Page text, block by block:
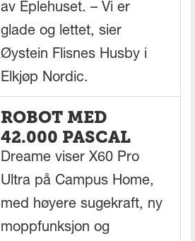
av Eplehuset. – Vi er
glade og lettet, sier
Øystein Flisnes Husby i
Elkjøp Nordic.
ROBOT MED
42.000 PASCAL
Dreame viser X60 Pro
Ultra på Campus Home,
med høyere sugekraft, ny
moppfunksjon og